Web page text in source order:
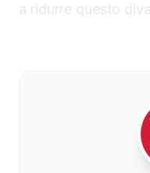
a ridurre questo